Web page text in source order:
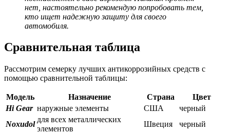
нет, настоятельно рекомендую попробовать тем,
кто ищет надежную защиту для своего
автомобиля.
Сравнительная таблица
Рассмотрим семерку лучших антикоррозийных средств с
помощью сравнительной таблицы:
Модель Назначение Страна
Цвет
Hi Gear наружные элементы США
черный
Noxudol
для всех металлических
элементов
Швеция
черный